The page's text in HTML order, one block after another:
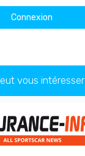
vous intéresser